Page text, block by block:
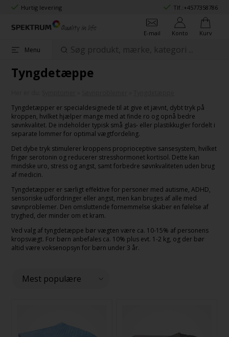
Hurtig levering Tlf.:+4577358786
E-mail Konto Kurv
Menu
Tyngdetæppe
Tyngdetæpper er specialdesignede til at give et jævnt, dybt tryk på
kroppen, hvilket hjælper mange med at finde ro og opnå bedre
søvnkvalitet. De indeholder typisk små glas- eller plastikkugler fordelt i
separate lommer for optimal vægtfordeling.
Det dybe tryk stimulerer kroppens proprioceptive sansesystem, hvilket
frigør serotonin og reducerer stresshormonet kortisol. Dette kan
mindske uro, stress og angst, samt forbedre søvnkvaliteten uden brug
af medicin.
Tyngdetæpper er særligt effektive for personer med autisme, ADHD,
sensoriske udfordringer eller angst, men kan bruges af alle med
søvnproblemer. Den omsluttende fornemmelse skaber en følelse af
tryghed, der minder om et kram.
Ved valg af tyngdetæppe bør vægten være ca. 10-15% af personens
kropsvægt. For børn anbefales ca. 10% plus evt. 1-2 kg, og der bør
altid være voksenopsyn for børn under 3 år.